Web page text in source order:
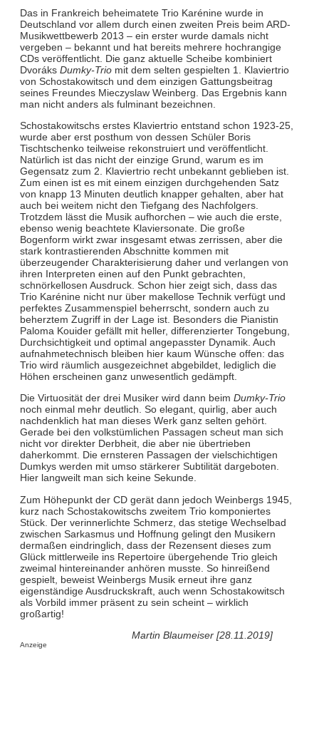
Das in Frankreich beheimatete Trio Karénine wurde in
Deutschland vor allem durch einen zweiten Preis beim ARD-
Musikwettbewerb 2013 – ein erster wurde damals nicht
vergeben – bekannt und hat bereits mehrere hochrangige
CDs veröffentlicht. Die ganz aktuelle Scheibe kombiniert
Dvoráks Dumky-Triomit dem selten gespielten 1. Klaviertrio
von Schostakowitsch und dem einzigen Gattungsbeitrag
seines Freundes Mieczyslaw Weinberg. Das Ergebnis kann
man nicht anders als fulminant bezeichnen.
Schostakowitschs erstes Klaviertrio entstand schon 1923-25,
wurde aber erst posthum von dessen Schüler Boris
Tischtschenko teilweise rekonstruiert und veröffentlicht.
Natürlich ist das nicht der einzige Grund, warum es im
Gegensatz zum 2. Klaviertrio recht unbekannt geblieben ist.
Zum einen ist es mit einem einzigen durchgehenden Satz
von knapp 13 Minuten deutlich knapper gehalten, aber hat
auch bei weitem nicht den Tiefgang des Nachfolgers.
Trotzdem lässt die Musik aufhorchen – wie auch die erste,
ebenso wenig beachtete Klaviersonate. Die große
Bogenform wirkt zwar insgesamt etwas zerrissen, aber die
stark kontrastierenden Abschnitte kommen mit
überzeugender Charakterisierung daher und verlangen von
ihren Interpreten einen auf den Punkt gebrachten,
schnörkellosen Ausdruck. Schon hier zeigt sich, dass das
Trio Karénine nicht nur über makellose Technik verfügt und
perfektes Zusammenspiel beherrscht, sondern auch zu
beherztem Zugriff in der Lage ist. Besonders die Pianistin
Paloma Kouider gefällt mit heller, differenzierter Tongebung,
Durchsichtigkeit und optimal angepasster Dynamik. Auch
aufnahmetechnisch bleiben hier kaum Wünsche offen: das
Trio wird räumlich ausgezeichnet abgebildet, lediglich die
Höhen erscheinen ganz unwesentlich gedämpft.
Die Virtuosität der drei Musiker wird dann beim Dumky-Trio
noch einmal mehr deutlich. So elegant, quirlig, aber auch
nachdenklich hat man dieses Werk ganz selten gehört.
Gerade bei den volkstümlichen Passagen scheut man sich
nicht vor direkter Derbheit, die aber nie übertrieben
daherkommt. Die ernsteren Passagen der vielschichtigen
Dumkys werden mit umso stärkerer Subtilität dargeboten.
Hier langweilt man sich keine Sekunde.
Zum Höhepunkt der CD gerät dann jedoch Weinbergs 1945,
kurz nach Schostakowitschs zweitem Trio komponiertes
Stück. Der verinnerlichte Schmerz, das stetige Wechselbad
zwischen Sarkasmus und Hoffnung gelingt den Musikern
dermaßen eindringlich, dass der Rezensent dieses zum
Glück mittlerweile ins Repertoire übergehende Trio gleich
zweimal hintereinander anhören musste. So hinreißend
gespielt, beweist Weinbergs Musik erneut ihre ganz
eigenständige Ausdruckskraft, auch wenn Schostakowitsch
als Vorbild immer präsent zu sein scheint – wirklich
großartig!
Martin Blaumeiser [28.11.2019]
Anzeige